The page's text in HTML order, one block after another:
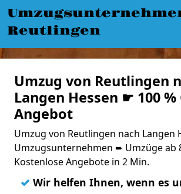
Reutlingen
Umzug von Reutlingen
Langen Hessen ☛ 100
Angebot
Umzug von Reutlingen nach Langen
Umzugsunternehmen ➨ Umzüge ab
Kostenlose Angebote in 2 Min.
✓ Wir helfen Ihnen, wenn es